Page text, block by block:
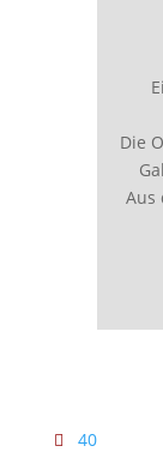
Die
Aus
40